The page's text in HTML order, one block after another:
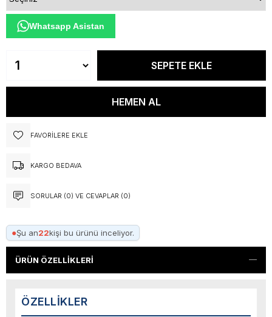
Whatsapp Asistan
FAVORILERE EKLE
KARGO BEDAVA
SORULAR (0) VE CEVAPLAR (0)
●Şu an22kişi bu ürünü inceliyor.
ÜRÜN ÖZELLIKLERI
ÖZELLIKLER